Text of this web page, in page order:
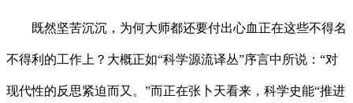
既然坚苦沉沉，为何大师都还要付出心血正在这些不得名
不得利的工作上？大概正如“科学源流译丛”序言中所说：“对
现代性的反思紧迫而又。”而正在张卜天看来，科学史能“推进